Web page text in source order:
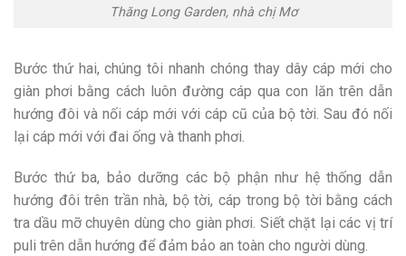
Thăng Long Garden, nhà chị Mơ
Bước thứ hai, chúng tôi nhanh chóng thay dây cáp mới cho
giàn phơi bằng cách luôn đường cáp qua con lăn trên dẫn
hướng đôi và nối cáp mới với cáp cũ của bộ tời. Sau đó nối
lại cáp mới với đai ống và thanh phơi.
Bước thứ ba, bảo dưỡng các bộ phận như hệ thống dẫn
hướng đôi trên trần nhà, bộ tời, cáp trong bộ tời bằng cách
tra dầu mỡ chuyên dùng cho giàn phơi. Siết chặt lại các vị trí
puli trên dẫn hướng để đảm bảo an toàn cho người dùng.